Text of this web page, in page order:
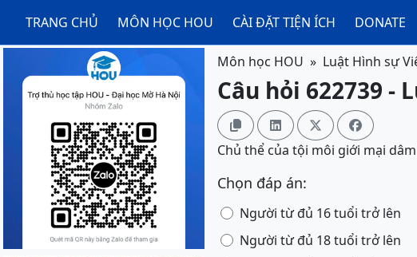
TRANG CHỦ MÔN HỌC HOU CÀI ĐẶT TIỆN ÍCH DONATE
Môn học HOU Luật Hình sự
Câu hỏi 622739 -
   
Chủ thể của tội môi giới mại
Chọn đáp án:
Người từ đủ 16 tuổi trở lên
Người từ đủ 18 tuổi trở lên